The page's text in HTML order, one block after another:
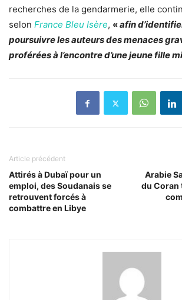
recherches de la gendarmerie, elle
selon France Bleu Isère, «afin
poursuivre les auteurs des menaces
proférées à l’encontre d’une jeune fille
Article précédent
Attirés à Dubaï pour un
emploi, des Soudanais se
retrouvent forcés à
combattre en Libye
Arabie
du Coran